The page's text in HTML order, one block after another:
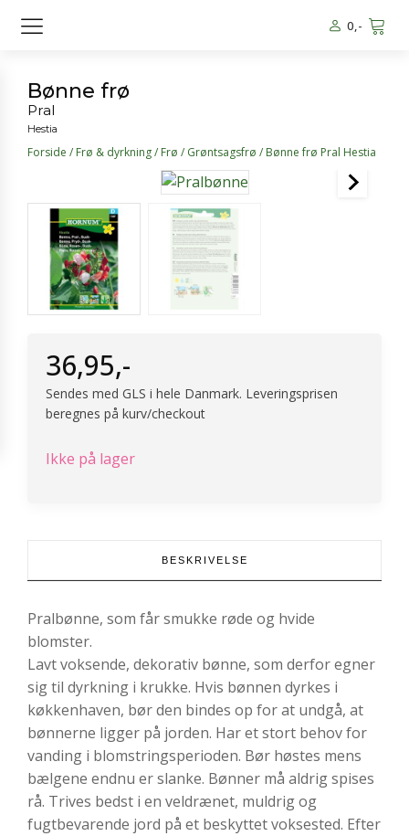
0,-
Forside / Frø & dyrkning/ Frø / Grøntsagsfrø / Bønne frø Pral Hestia
Bønne frø
Pral
Hestia
36,95,-
Sendes med GLS i hele Danmark. Leveringsprisen
beregnes på kurv/checkout
Ikke på lager
BESKRIVELSE
Pralbønne, som får smukke røde og hvide
blomster.
Lavt voksende, dekorativ bønne, som derfor egner
sig til dyrkning i krukke. Hvis bønnen dyrkes i
køkkenhaven, bør den bindes op for at undgå, at
bønnerne ligger på jorden. Har et stort behov for
vanding i blomstringsperioden. Bør høstes mens
bælgene endnu er slanke. Bønner må aldrig spises
rå. Trives bedst i en veldrænet, muldrig og
fugtbevarende jord på et beskyttet voksested. Efter